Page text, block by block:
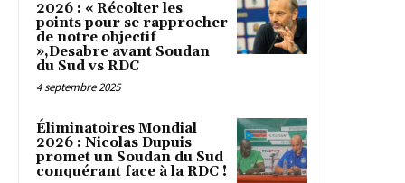
2026 : « Récolter les
points pour se rapprocher
de notre objectif
»,Desabre avant Soudan
du Sud vs RDC
4 septembre 2025
Éliminatoires Mondial
2026 : Nicolas Dupuis
promet un Soudan du Sud
conquérant face à la RDC !